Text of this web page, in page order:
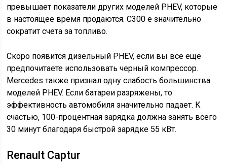
превышает показатели других моделей PHEV, которые
в настоящее время продаются. C300 e значительно
сократит счета за топливо.
Скоро появится дизельный PHEV, если вы все еще
предпочитаете использовать черный компрессор.
Mercedes также признал одну слабость большинства
моделей PHEV. Если батареи разряжены, то
эффективность автомобиля значительно падает. К
счастью, 100-процентная зарядка должна занять всего
30 минут благодаря быстрой зарядке 55 кВт.
Renault Captur